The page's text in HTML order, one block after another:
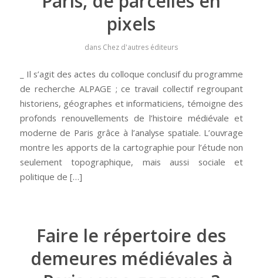
pixels
dans Chez d'autres éditeurs
_ Il s’agit des actes du colloque conclusif du programme
de recherche ALPAGE ; ce travail collectif regroupant
historiens, géographes et informaticiens, témoigne des
profonds renouvellements de l’histoire médiévale et
moderne de Paris grâce à l’analyse spatiale. L’ouvrage
montre les apports de la cartographie pour l’étude non
seulement topographique, mais aussi sociale et
politique de […]
Faire le répertoire des
demeures médiévales à